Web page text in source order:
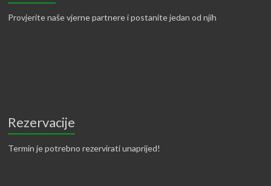
Provjerite naše vjerne partnere i postanite jedan od njih
Rezervacije
Termin je potrebno rezervirati unaprijed!